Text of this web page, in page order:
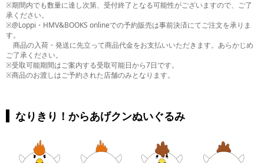
※期間内でも数量に達し次第、受付終了となる可能性がございますので、ご了
承ください。
※@Loppi・HMV&BOOKS onlineでの予約販売は事前決済にてご注文を承りま
す。
商品の入荷・発送に先立って商品代金をお支払いいただきます。あらかじめ
ご了承ください。
※受取可能期間はご案内する受取可能日から7日です。
※商品のお渡しはご予約された店舗のみとなります。
なりきり！からあげクンぬいぐるみ